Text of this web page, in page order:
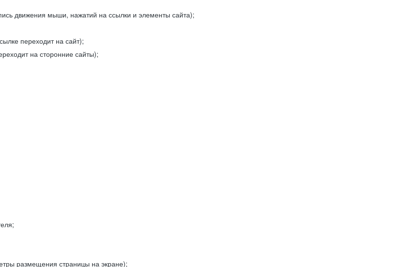
движения мыши, нажатий на ссылки и элементы сайта);
переходит на сайт);
на сторонние сайты);
размещения страницы на экране);